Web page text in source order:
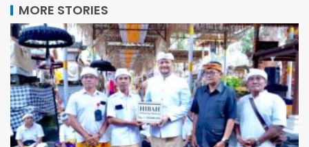
MORE STORIES